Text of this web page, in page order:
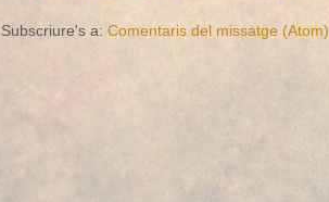
Subscriure's a: Comentaris del missatge (Atom)